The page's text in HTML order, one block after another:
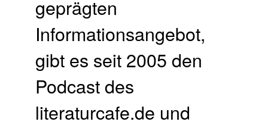
geprägten
Informationsangebot,
gibt es seit 2005 den
Podcast des
literaturcafe.de und